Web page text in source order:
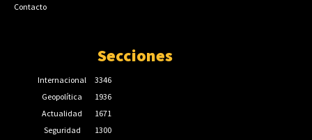
Contacto
Secciones
Internacional
3346
Geopolítica
1936
Actualidad
1671
Seguridad
1300